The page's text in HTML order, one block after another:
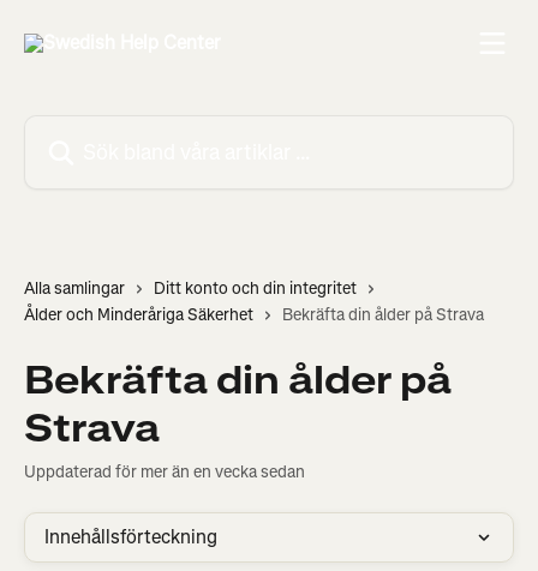
Alla samlingar
Ditt konto och din integritet
Ålder och Minderåriga Säkerhet
Bekräfta din ålder på Strava
Bekräfta din ålder på
Strava
Uppdaterad för mer än en vecka sedan
Innehållsförteckning